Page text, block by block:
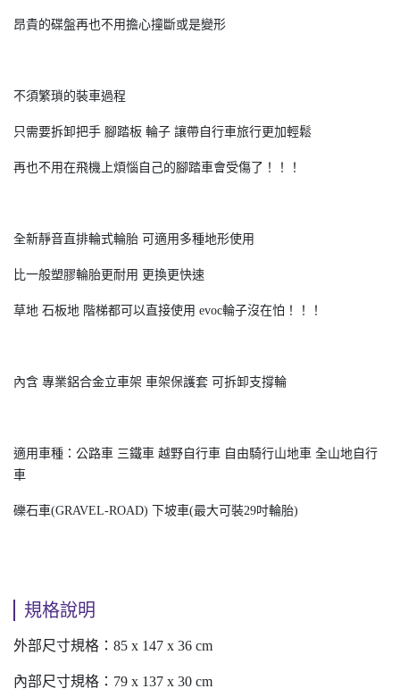
昂貴的碟盤再也不用擔心撞斷或是變形
不須繁瑣的裝車過程
只需要拆卸把手 腳踏板 輪子 讓帶自行車旅行更加輕鬆
再也不用在飛機上煩惱自己的腳踏車會受傷了！！！
全新靜音直排輪式輪胎 可適用多種地形使用
比一般塑膠輪胎更耐用 更換更快速
草地 石板地 階梯都可以直接使用 evoc輪子沒在怕！！！
內含 專業鋁合金立車架 車架保護套 可拆卸支撐輪
適用車種：公路車 三鐵車 越野自行車 自由騎行山地車 全山地自行
車
礫石車(GRAVEL-ROAD) 下坡車(最大可裝29吋輪胎)
規格說明
外部尺寸規格：85 x 147 x 36 cm
內部尺寸規格：79 x 137 x 30 cm